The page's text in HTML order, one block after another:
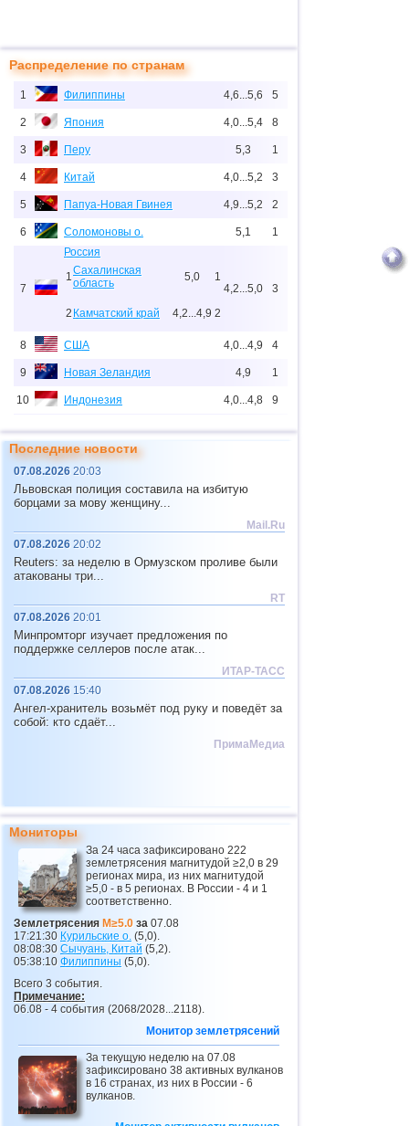
Распределение по странам
1 Филиппины 4,6...5,6 5
2 Япония 4,0...5,4 8
3 Перу 5,3 1
4 Китай 4,0...5,2 3
5 Папуа-Новая Гвинея 4,9...5,2 2
6 Соломоновы о. 5,1 1
7
Россия
1Сахалинская
область
5,0 1
2 Камчатский край 4,2...4,9 2
4,2...5,0 3
8 США 4,0...4,9 4
9 Новая Зеландия 4,9 1
10 Индонезия 4,0...4,8 9
12 Тонга
13
14 Мексика
15 Греция
16 о.Шпицберген и Ян-Майен 4,4 1
1
18 Чили
19 Мьянма
4,2 1
21
22 Гватемала
Последние новости
07.08.2026 20:03
Львовская полиция составила на избитую
борцами за мову женщину...
Mail.Ru
07.08.2026 20:02
Reuters: за неделю в Ормузском проливе были
атакованы три...
RT
07.08.2026 20:01
Минпромторг изучает предложения по
поддержке селлеров после атак...
ИТАР-ТАСС
07.08.2026 15:40
Ангел-хранитель возьмёт под руку и поведёт за
собой: кто сдаёт...
ПримаМедиа
Мониторы
За 24 часа зафиксировано 222
землетрясения магнитудой ≥2,0 в 29
регионах мира, из них магнитудой
≥5,0 - в 5 регионах. В России - 4 и 1
соответственно.
Землетрясения M≥5.0 за 07.08
17:21:30 Курильские о. (5,0).
08:08:30 Сычуань, Китай (5,2).
05:38:10 Филиппины (5,0).
Всего 3 события.
Примечание:
06.08 - 4 события (2068/2028...2118).
Монитор землетрясений
За текущую неделю на 07.08
зафиксировано 38 активных вулканов
в 16 странах, из них в России - 6
вулканов.